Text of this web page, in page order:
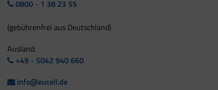
0800 - 1 38 23 55
(gebührenfrei aus Deutschland)
Ausland:
+49 - 5042 940 660
info@eucell.de